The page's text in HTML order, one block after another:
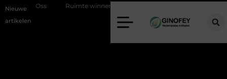
Nieuwe
artikelen
Ruimte winnen in de slaapkamer met een boxspring met